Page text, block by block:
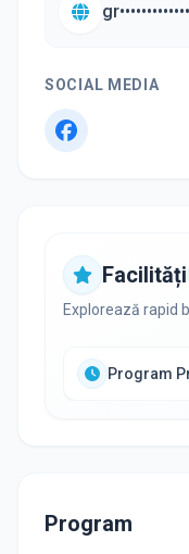
SOCIAL MEDIA
Facilități
Explorează rapid
Program
Program